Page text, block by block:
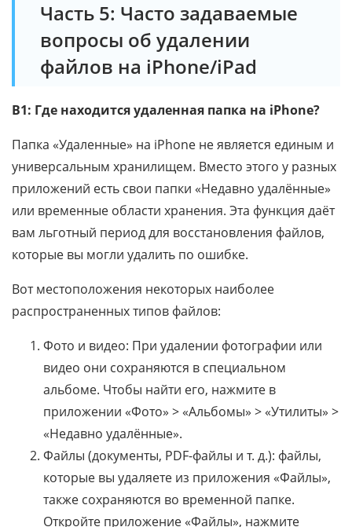
Часть 5: Часто задаваемые
вопросы об удалении
файлов на iPhone/iPad
В1: Где находится удаленная папка на iPhone?
Папка «Удаленные» на iPhone не является единым и
универсальным хранилищем. Вместо этого у разных
приложений есть свои папки «Недавно удалённые»
или временные области хранения. Эта функция даёт
вам льготный период для восстановления файлов,
которые вы могли удалить по ошибке.
Вот местоположения некоторых наиболее
распространенных типов файлов:
Фото и видео: При удалении фотографии или
видео они сохраняются в специальном
альбоме. Чтобы найти его, нажмите в
приложении «Фото» > «Альбомы» > «Утилиты» >
«Недавно удалённые».
Файлы (документы, PDF-файлы и т. д.): файлы,
которые вы удаляете из приложения «Файлы»,
также сохраняются во временной папке.
Откройте приложение «Файлы», нажмите